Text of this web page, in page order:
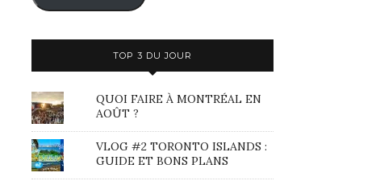
TOP 3 DU JOUR
QUOI FAIRE À MONTRÉAL EN
AOÛT ?
VLOG #2 TORONTO ISLANDS :
GUIDE ET BONS PLANS